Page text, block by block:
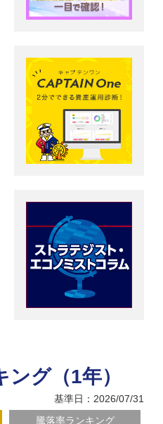
グ（1年）
基準日：2026/07/31
騰落率ランキング